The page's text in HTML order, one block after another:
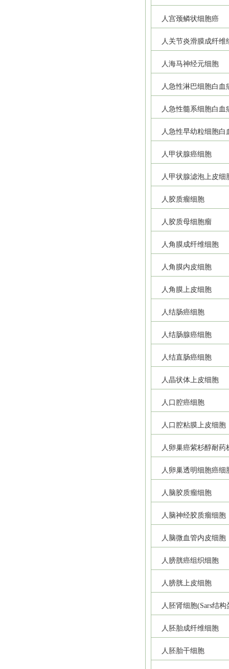
人宫颈鳞状细胞癌
人关节炎滑膜成纤维
人海马神经元细胞
人急性淋巴细胞白血
人急性髓系细胞白血
人急性早幼粒细胞白
人甲状腺癌细胞
人甲状腺滤泡上皮细
人胶质瘤细胞
人胶质母细胞瘤
人角膜成纤维细胞
人角膜内皮细胞
人角膜上皮细胞
人结肠癌细胞
人结肠腺癌细胞
人结直肠癌细胞
人晶状体上皮细胞
人口腔癌细胞
人口腔粘膜上皮细胞
人卵巢癌紫杉醇耐药
人卵巢透明细胞癌细
人脑胶质瘤细胞
人脑神经胶质瘤细胞
人脑微血管内皮细胞
人膀胱癌组织细胞
人膀胱上皮细胞
人胚肾细胞(Sars结
人胚胎成纤维细胞
人胚胎干细胞